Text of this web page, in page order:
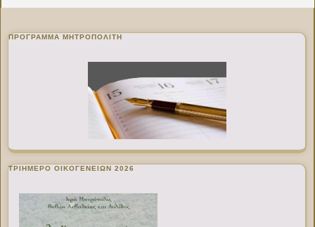
ΠΡΌΓΡΑΜΜΑ ΜΗΤΡΟΠΟΛΊΤΗ
ΤΡΙΗΜΕΡΟ ΟΙΚΟΓΕΝΕΙΩΝ 2026